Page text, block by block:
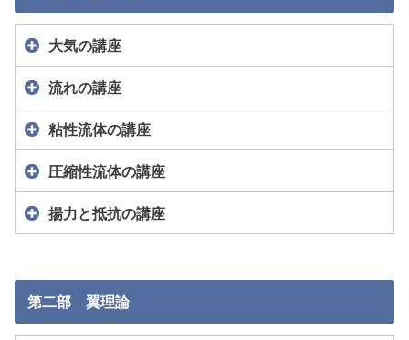
大気の講座
流れの講座
粘性流体の講座
圧縮性流体の講座
揚力と抵抗の講座
第二部 翼理論